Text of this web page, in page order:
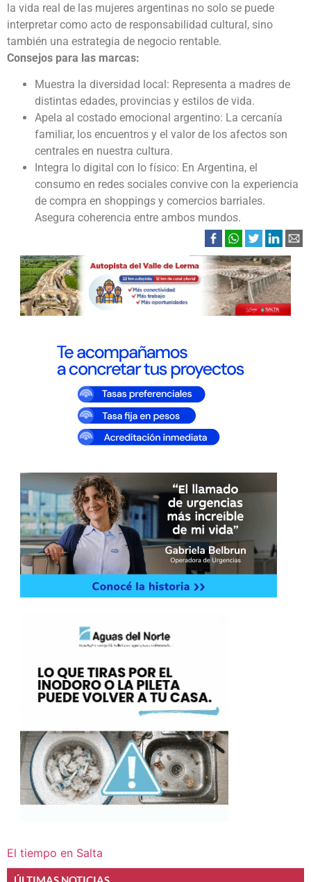
la vida real de las mujeres argentinas no solo se puede
interpretar como acto de responsabilidad cultural, sino
también una estrategia de negocio rentable.
Consejos para las marcas:
Muestra la diversidad local: Representa a madres de
distintas edades, provincias y estilos de vida.
Apela al costado emocional argentino: La cercanía
familiar, los encuentros y el valor de los afectos son
centrales en nuestra cultura.
Integra lo digital con lo físico: En Argentina, el
consumo en redes sociales convive con la experiencia
de compra en shoppings y comercios barriales.
Asegura coherencia entre ambos mundos.
El tiempo en Salta